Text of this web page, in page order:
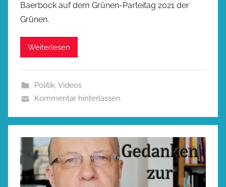
Baerbock auf dem Grünen-Parteitag 2021 der
Grünen.
Weiterlesen
Politik,Videos
Kommentar hinterlassen